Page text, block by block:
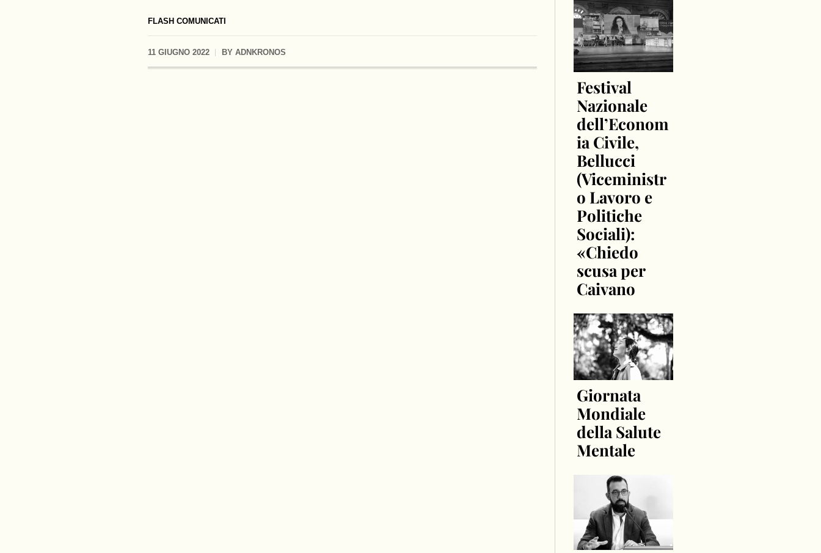
FLASH COMUNICATI
11 GIUGNO 2022 BY ADNKRONOS
Festival
Nazionale
dell’Econom
ia Civile,
Bellucci
(Viceministr
o Lavoro e
Politiche
Sociali):
«Chiedo
scusa per
Caivano
Giornata
Mondiale
della Salute
Mentale